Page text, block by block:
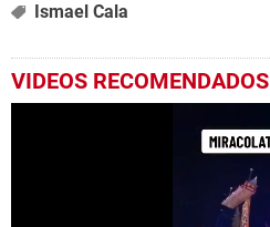
Ismael Cala
VIDEOS RECOMENDADOS